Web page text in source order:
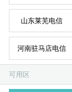
山东莱芜电信
河南驻马店电信
可用区